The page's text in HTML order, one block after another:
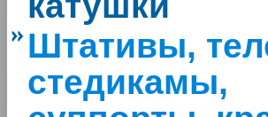
Штативы,
стедикамы,